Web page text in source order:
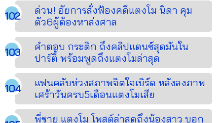
ด่วน! อัยการสั่งฟ้องคดีแตงโม นิดา คุม
ตัว6ผู้ต้องหาส่งศาล
คำตอบ กระติก ถึงคลิปแดนซ์สุดมันใน
ปาร์ตี้ พร้อมพูดถึงแตงโมล่าสุด
แฟนคลับห่วงสภาพจิตใจเบิร์ด หลังลงภาพ
เศร้าวันครบ5เดือนแตงโมเสีย
พี่ชาย แตงโม โพสต์ล่าสุดถึงน้องสาว บอก